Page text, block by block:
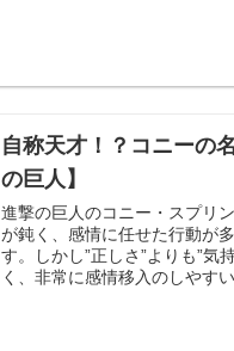
自称天才！？コニーの
の巨人】
進撃の巨人のコニー・スプリ
が鈍く、感情に任せた行動が
す。しかし”正しさ”よりも”気
く、非常に感情移入のしやす